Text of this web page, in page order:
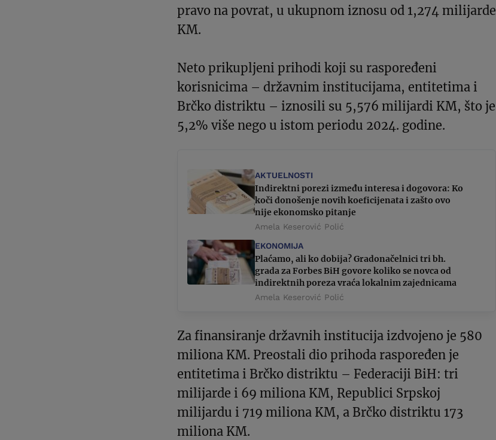
pravo na povrat, u ukupnom iznosu od 1,274 milijarde
KM.
Neto prikupljeni prihodi koji su raspoređeni
korisnicima – državnim institucijama, entitetima i
Brčko distriktu – iznosili su 5,576 milijardi KM, što je
5,2% više nego u istom periodu 2024. godine.
AKTUELNOSTI
Indirektni porezi između interesa i dogovora: Ko
koči donošenje novih koeficijenata i zašto ovo
nije ekonomsko pitanje
Amela Keserović Polić
EKONOMIJA
Plaćamo, ali ko dobija? Gradonačelnici tri bh.
grada za Forbes BiH govore koliko se novca od
indirektnih poreza vraća lokalnim zajednicama
Amela Keserović Polić
Za finansiranje državnih institucija izdvojeno je 580
miliona KM. Preostali dio prihoda raspoređen je
entitetima i Brčko distriktu – Federaciji BiH: tri
milijarde i 69 miliona KM, Republici Srpskoj
milijardu i 719 miliona KM, a Brčko distriktu 173
miliona KM.